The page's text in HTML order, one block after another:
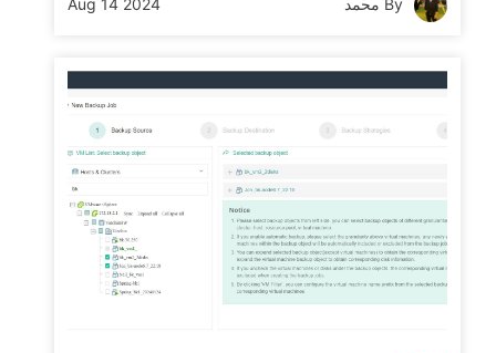
By محمد
Aug 14 2024